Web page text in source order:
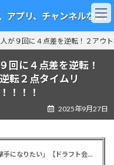
プリ、チャンネルなど】
人が９回に４点差を逆転！２ア
回に４点差を逆転！
転２点タイムリ
！！！
2025年9月27日
カープドラ6西川篤夢！「日本を代表する遊撃手になりたい」【ドラフト会議2025】